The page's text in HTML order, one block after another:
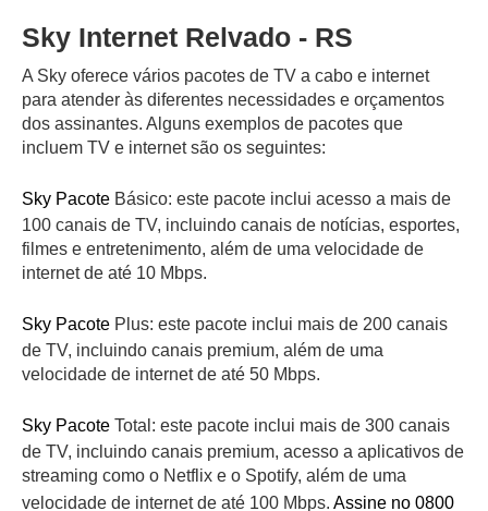
Sky Internet Relvado - RS
A Sky oferece vários pacotes de TV a cabo e internet
para atender às diferentes necessidades e orçamentos
dos assinantes. Alguns exemplos de pacotes que
incluem TV e internet são os seguintes:
Sky Pacote Básico: este pacote inclui acesso a mais de
100 canais de TV, incluindo canais de notícias, esportes,
filmes e entretenimento, além de uma velocidade de
internet de até 10 Mbps.
Sky Pacote Plus: este pacote inclui mais de 200 canais
de TV, incluindo canais premium, além de uma
velocidade de internet de até 50 Mbps.
Sky Pacote Total: este pacote inclui mais de 300 canais
de TV, incluindo canais premium, acesso a aplicativos de
streaming como o Netflix e o Spotify, além de uma
velocidade de internet de até 100 Mbps. Assine no 0800